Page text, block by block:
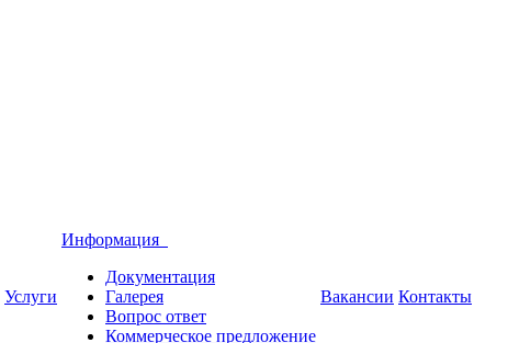
Услуги
Информация
Документация
Галерея
Вопрос ответ
Коммерческое предложение
Вакансии Контакты